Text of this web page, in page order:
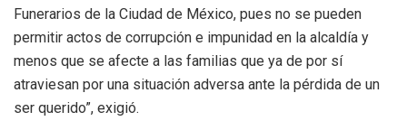
Funerarios de la Ciudad de México, pues no se pueden
permitir actos de corrupción e impunidad en la alcaldía y
menos que se afecte a las familias que ya de por sí
atraviesan por una situación adversa ante la pérdida de un
ser querido”, exigió.